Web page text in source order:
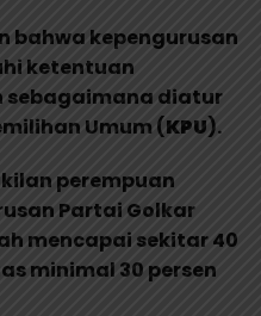
bahwa kepengurusan
ketentuan
sebagaimana diatur
Umum (KPU).
perempuan
Partai Golkar
mencapai sekitar 40
minimal 30 persen